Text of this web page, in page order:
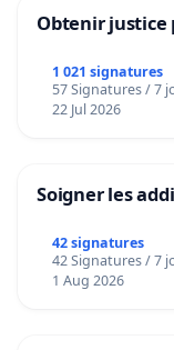
Obtenir justice
1 021 signatures
57 Signatures / 7
22 Jul 2026
Soigner les
42 signatures
42 Signatures / 7
1 Aug 2026